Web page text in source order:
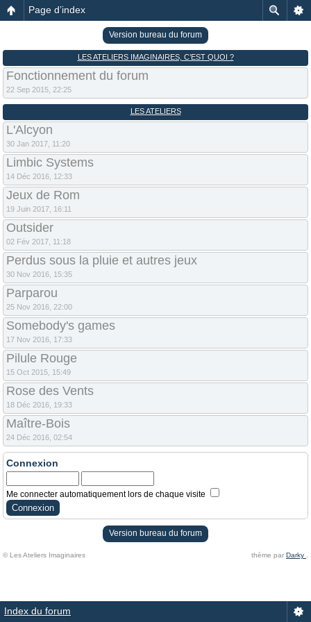
Page d’index
Version bureau du forum
LES ATELIERS IMAGINAIRES, C’EST QUOI ?
Fonctionnement du forum
22 Sep 2015, 22:25
LES ATELIERS
L'Alcyon
30 Jan 2017, 11:20
Limbic Systems
14 Déc 2016, 12:33
Jeux de Rom
19 Juin 2017, 16:11
Outsider
02 Fév 2017, 11:18
Perdus sous la pluie et autres jeux
30 Nov 2016, 15:35
Parparou
25 Nov 2016, 22:00
Somebody's games
17 Nov 2016, 17:33
Pilule Rouge
15 Oct 2015, 15:49
Rose des Vents
18 Déc 2016, 19:33
Maître-Bois
24 Déc 2016, 02:54
Connexion
Me connecter automatiquement lors de chaque visite
Version bureau du forum
© Les Ateliers Imaginaires thème par Darky
Index du forum